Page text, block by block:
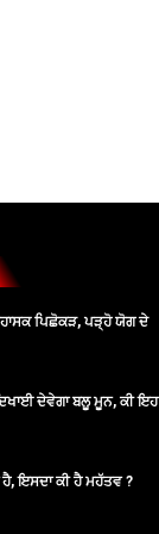
ਪਿਛੋਕੜ, ਪੜ੍ਹੋ ਯੋਗ ਦੇ
ਦੇਵੇਗਾ ਬਲੂ ਮੂਨ, ਕੀ ਇਹ
ਇਸਦਾ ਕੀ ਹੈ ਮਹੱਤਵ ?